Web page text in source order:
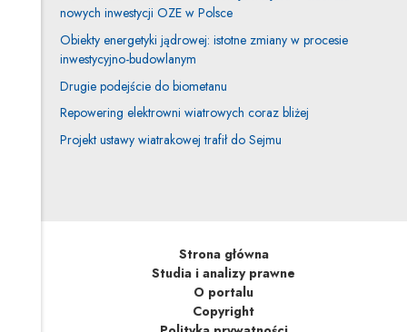
nowych inwestycji OZE w Polsce
Obiekty energetyki jądrowej: istotne zmiany w procesie
inwestycyjno-budowlanym
Drugie podejście do biometanu
Repowering elektrowni wiatrowych coraz bliżej
Projekt ustawy wiatrakowej trafił do Sejmu
Strona główna
Studia i analizy prawne
O portalu
Copyright